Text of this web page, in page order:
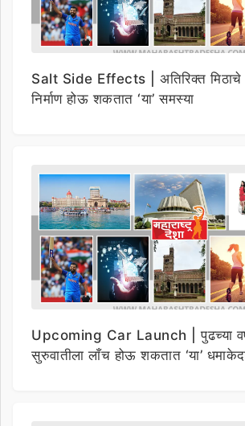
Salt Side Effects | अतिरिक्त
निर्माण होऊ शकतात ‘या’ समस्या
Upcoming Car Launch | पुढच्या
सुरुवातीला लाँच होऊ शकतात ‘या’